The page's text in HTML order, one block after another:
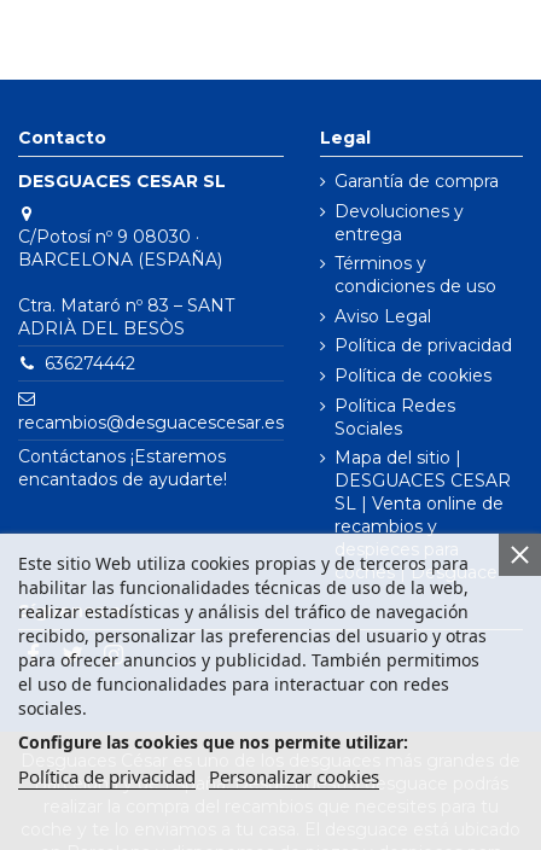
Contacto
DESGUACES CESAR SL
C/Potosí nº 9 08030 ·
BARCELONA (ESPAÑA)
Ctra. Mataró nº 83 – SANT
ADRIÀ DEL BESÒS
636274442
recambios@desguacescesar.es
Contáctanos ¡Estaremos
encantados de ayudarte!
Legal
Garantía de compra
Devoluciones y
entrega
Términos y
condiciones de uso
Aviso Legal
Política de privacidad
Política de cookies
Política Redes
Sociales
Mapa del sitio |
DESGUACES CESAR
SL | Venta online de
recambios y
despieces para
coches | Desguace
Este sitio Web utiliza cookies propias y de terceros para
habilitar las funcionalidades técnicas de uso de la web,
realizar estadísticas y análisis del tráfico de navegación
recibido, personalizar las preferencias del usuario y otras
para ofrecer anuncios y publicidad. También permitimos
el uso de funcionalidades para interactuar con redes
sociales.
Configure las cookies que nos permite utilizar:
Política de privacidad Personalizar cookies
Síguenos en
Barcelona y de España. Desde nuestro desguace podrás